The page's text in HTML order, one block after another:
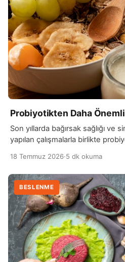
Probiyotikten Daha
Son yıllarda bağırsak sağlığı ve
yapılan çalışmalarla birlikte
18 Temmuz 2026·5 dk okuma
BESLENME